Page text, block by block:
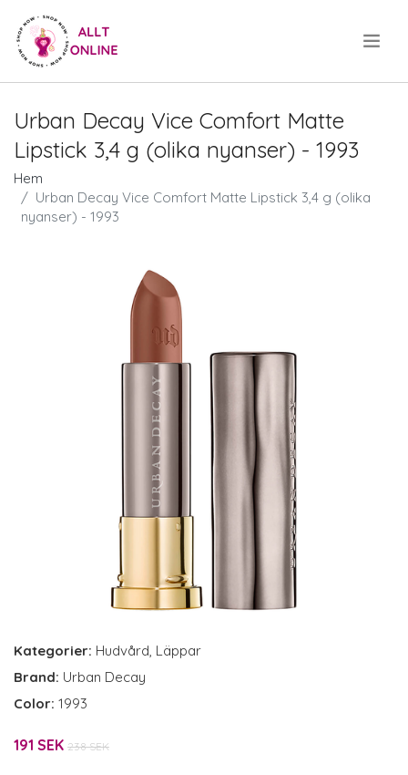
Urban Decay Vice Comfort Matte
Lipstick 3,4 g (olika nyanser) - 1993
Hem
Urban Decay Vice Comfort Matte Lipstick 3,4 g (olika
nyanser) - 1993
Kategorier: Hudvård, Läppar
Brand: Urban Decay
Color: 1993
191 SEK 238 SEK